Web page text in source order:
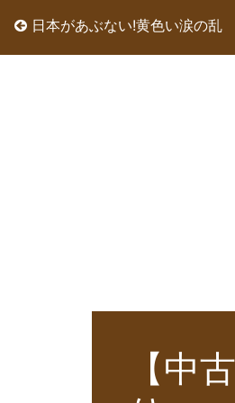
日本があぶない!黄色い涙の乱
【中